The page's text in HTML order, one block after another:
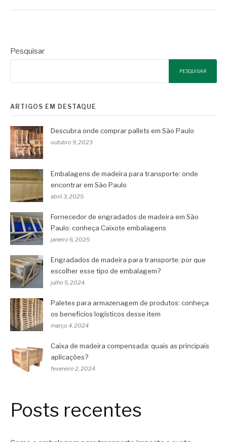
Pesquisar
PESQUISAR
ARTIGOS EM DESTAQUE
Descubra onde comprar pallets em São Paulo
outubro 9, 2023
Embalagens de madeira para transporte: onde
encontrar em São Paulo
abril 3, 2025
Fornecedor de engradados de madeira em São
Paulo: conheça Caixote embalagens
janeiro 6, 2025
Engradados de madeira para transporte: por que
escolher esse tipo de embalagem?
julho 5, 2024
Paletes para armazenagem de produtos: conheça
os benefícios logísticos desse item
março 4, 2024
Caixa de madeira compensada: quais as principais
aplicações?
fevereiro 2, 2024
Posts recentes